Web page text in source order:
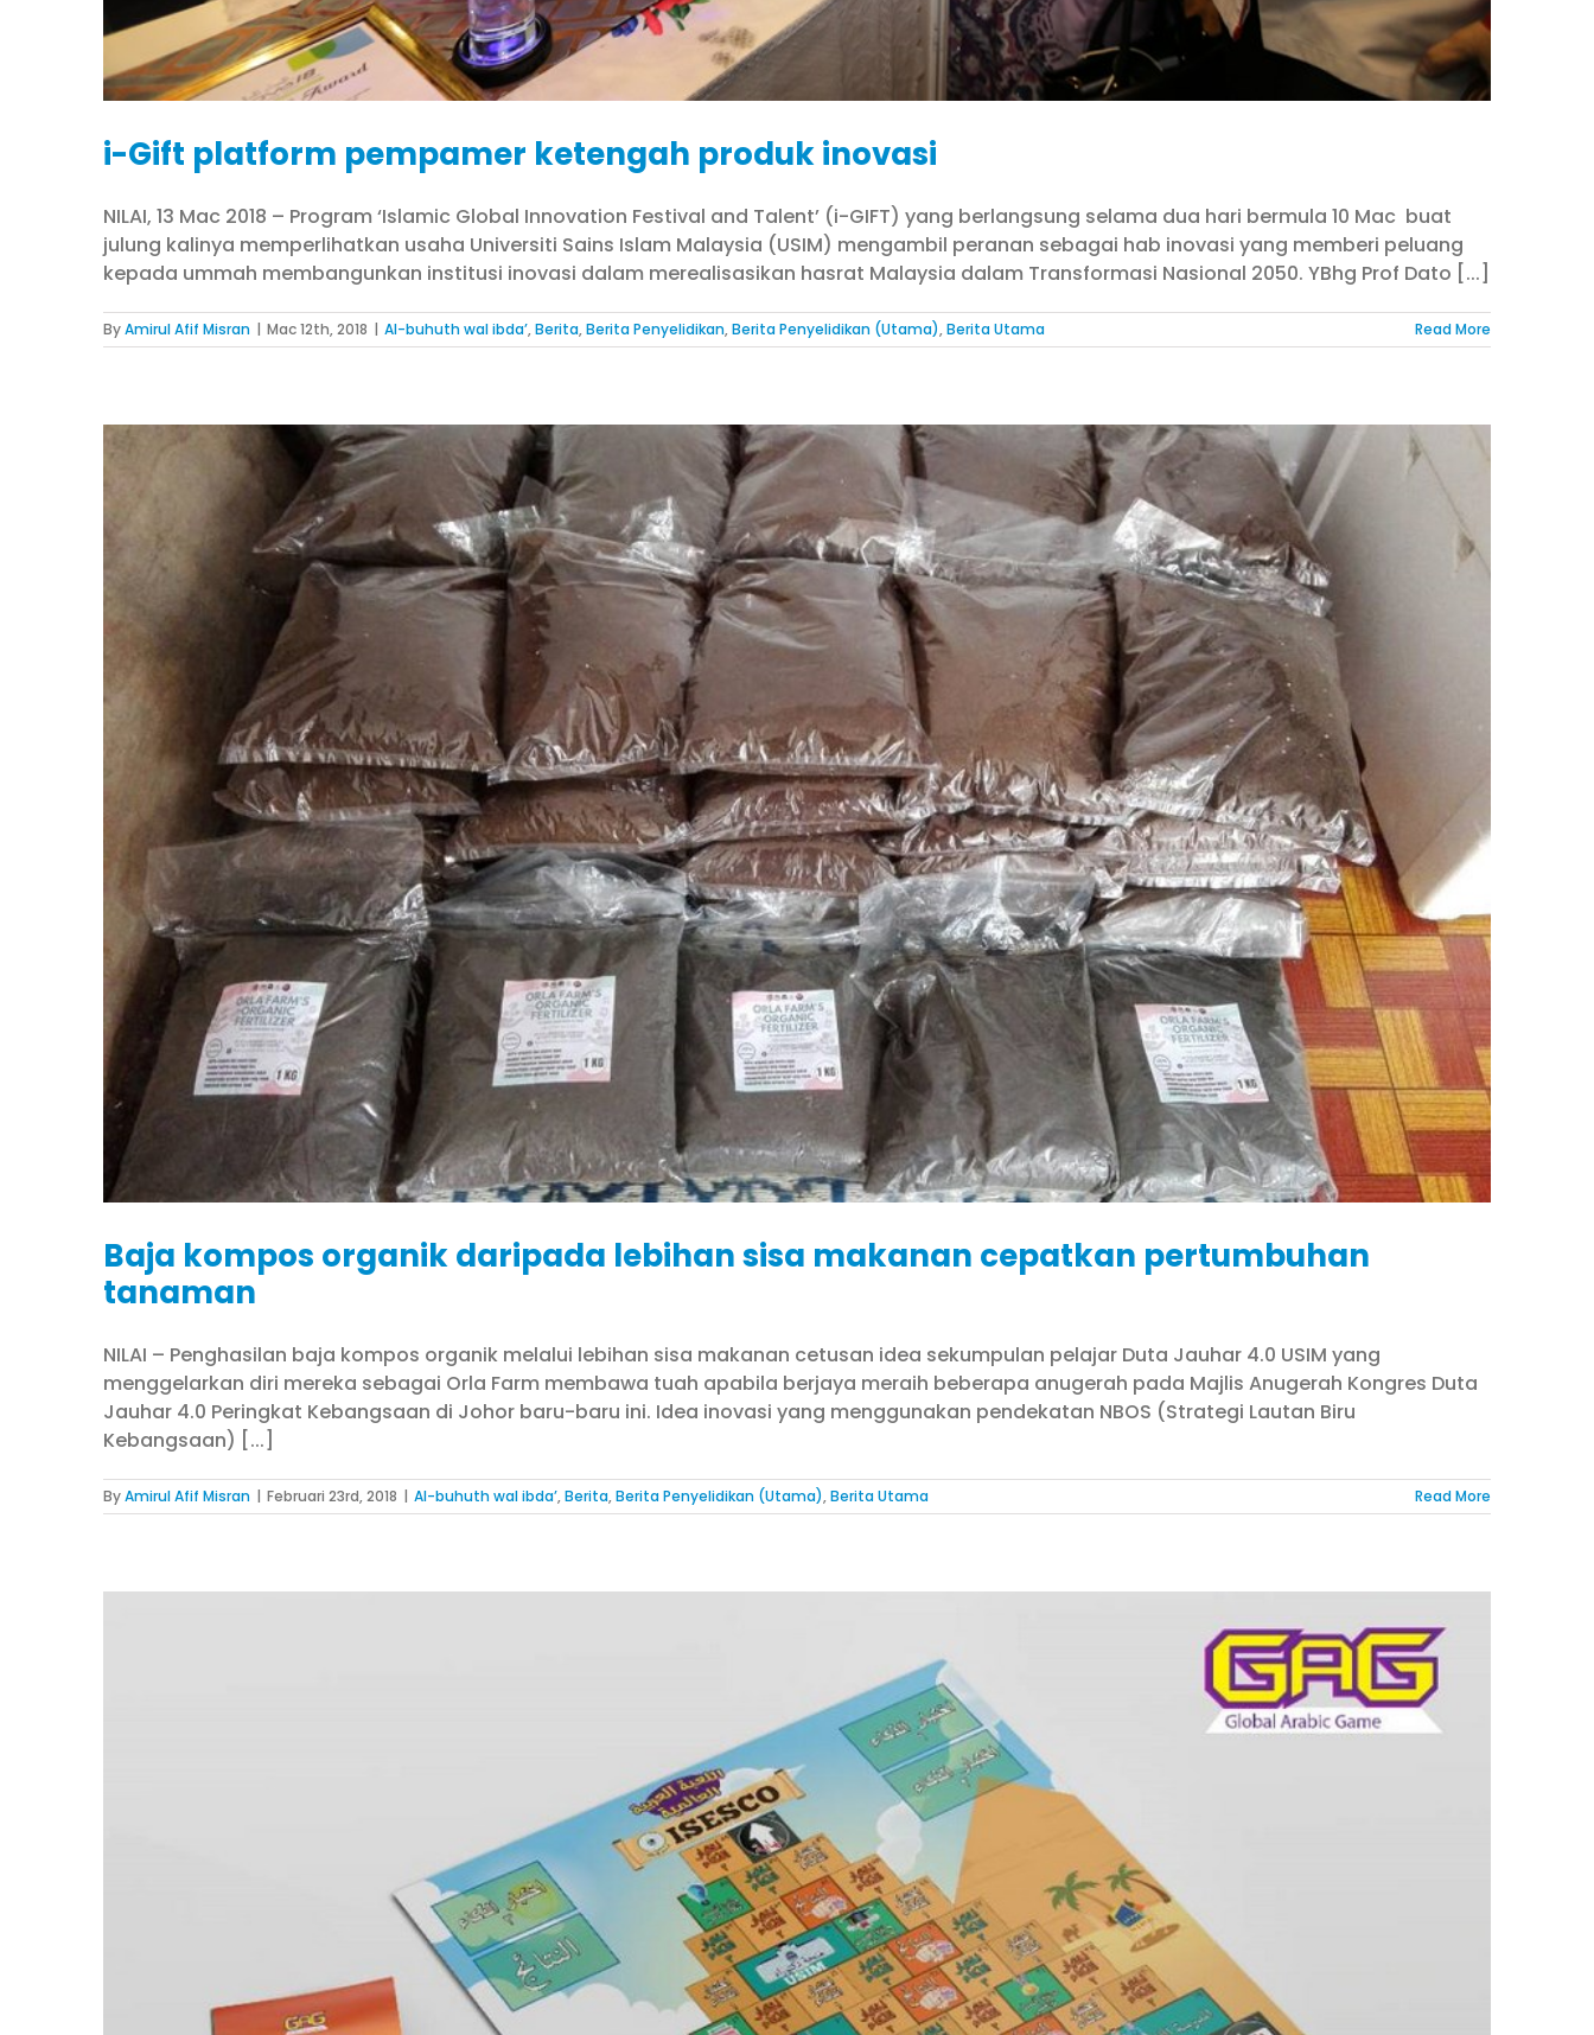
i-Gift platform pempamer ketengah produk inovasi
NILAI, 13 Mac 2018 – Program ‘Islamic Global Innovation Festival and Talent’ (i-GIFT) yang berlangsung selama dua hari bermula 10 Mac buat
julung kalinya memperlihatkan usaha Universiti Sains Islam Malaysia (USIM) mengambil peranan sebagai hab inovasi yang memberi peluang
kepada ummah membangunkan institusi inovasi dalam merealisasikan hasrat Malaysia dalam Transformasi Nasional 2050. YBhg Prof Dato [...]
ByAmirul Afif Misran | Mac 12th, 2018 | Al-buhuth wal ibda’,Berita,Berita Penyelidikan,Berita Penyelidikan (Utama),Berita Utama Read More
Baja kompos organik daripada lebihan sisa makanan cepatkan pertumbuhan
tanaman
NILAI – Penghasilan baja kompos organik melalui lebihan sisa makanan cetusan idea sekumpulan pelajar Duta Jauhar 4.0 USIM yang
menggelarkan diri mereka sebagai Orla Farm membawa tuah apabila berjaya meraih beberapa anugerah pada Majlis Anugerah Kongres Duta
Jauhar 4.0 Peringkat Kebangsaan di Johor baru-baru ini. Idea inovasi yang menggunakan pendekatan NBOS (Strategi Lautan Biru
Kebangsaan) [...]
ByAmirul Afif Misran | Februari 23rd, 2018 | Al-buhuth wal ibda’,Berita,Berita Penyelidikan (Utama),Berita Utama Read More